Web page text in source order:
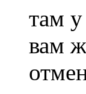
там
вам